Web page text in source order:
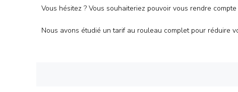
Vous hésitez ? Vous souhaiteriez pouvoir vous rendre
Nous avons étudié un tarif au rouleau complet pour réduire